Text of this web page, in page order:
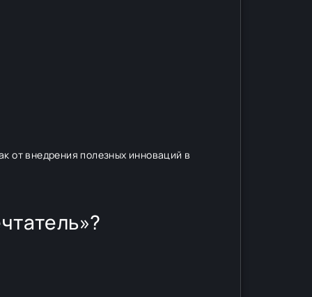
от внедрения полезных инноваций в